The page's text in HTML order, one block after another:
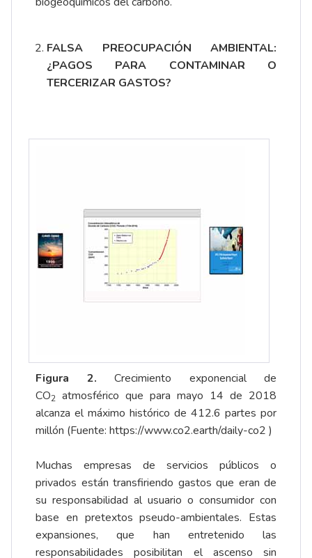
FALSA PREOCUPACIÓN AMBIENTAL:
¿PAGOS PARA CONTAMINAR O
TERCERIZAR GASTOS?
Figura 2. Crecimiento exponencial de
CO2 atmosférico que para mayo 14 de 2018
alcanza el máximo histórico de 412.6 partes por
millón (Fuente: https://www.co2.earth/daily-co2 )
Muchas empresas de servicios públicos o
privados están transfiriendo gastos que eran de
su responsabilidad al usuario o consumidor con
base en pretextos pseudo-ambientales. Estas
expansiones, que han entretenido las
responsabilidades posibilitan el ascenso sin